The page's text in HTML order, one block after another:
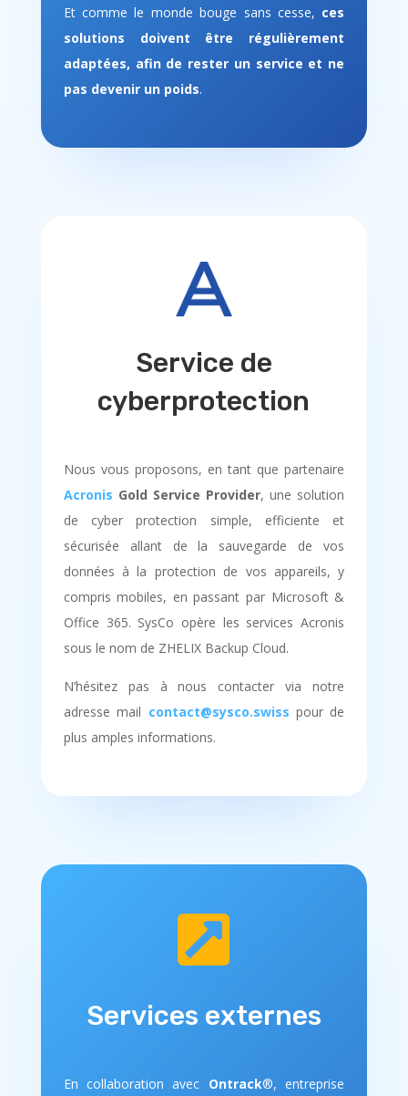
Et comme le monde bouge sans cesse, ces
solutions doivent être régulièrement
adaptées, afin de rester un service et ne
pas devenir un poids.
Service de
cyberprotection
Nous vous proposons, en tant que partenaire
Acronis Gold Service Provider, une solution
de cyber protection simple, efficiente et
sécurisée allant de la sauvegarde de vos
données à la protection de vos appareils, y
compris mobiles, en passant par Microsoft &
Office 365. SysCo opère les services Acronis
sous le nom de ZHELIX Backup Cloud.
N’hésitez pas à nous contacter via notre
adresse mail contact@sysco.swiss pour de
plus amples informations.

Services externes
En collaboration avec Ontrack®, entreprise